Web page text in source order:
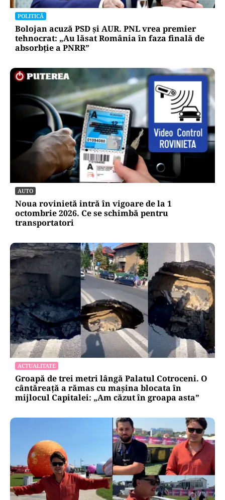
POLITICĂ
Bolojan acuză PSD și AUR. PNL vrea premier
tehnocrat: „Au lăsat România în faza finală de
absorbţie a PNRR”
AUTO
Noua rovinietă intră în vigoare de la 1
octombrie 2026. Ce se schimbă pentru
transportatori
ACTUALITATE
Groapă de trei metri lângă Palatul Cotroceni. O
cântăreață a rămas cu mașina blocata în
mijlocul Capitalei: „Am căzut în groapa asta”